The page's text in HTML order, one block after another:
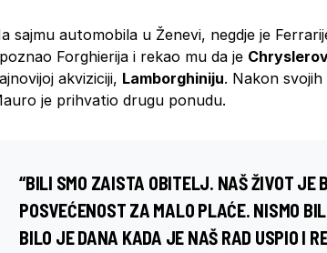
sajmu automobila u Ženevi, negdje je
Forghierija i rekao mu da je
akviziciji, Lamborghiniju. Nakon
je prihvatio drugu ponudu.
“BILI SMO ZAISTA OBITELJ. NAŠ ŽIVOT JE
POSVEĆENOST ZA MALO PLAĆE. NISMO
BILO JE DANA KADA JE NAŠ RAD USPIO I